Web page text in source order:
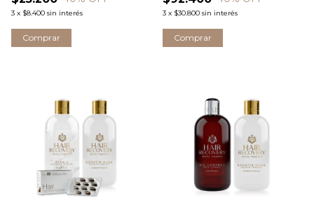
3 x $8.400 sin interés 3 x $30.800 sin interés